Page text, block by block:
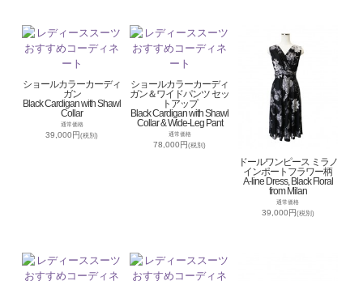
ショールカラーカーディ
ガン
Black Cardigan with Shawl
Collar
通常価格
39,000円(税別)
ショールカラーカーディ
ガン＆ワイドパンツ セッ
トアップ
Black Cardigan with Shawl
Collar & Wide-Leg Pant
通常価格
78,000円(税別)
ドールワンピース ミラノ
インポートフラワー柄
A-line Dress, Black Floral
from Milan
通常価格
39,000円(税別)